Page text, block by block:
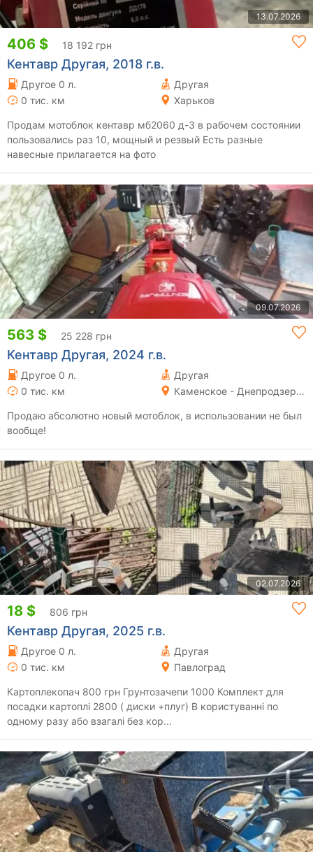
13.07.2026
406 $ 18 192 грн
Кентавр Другая, 2018 г.в.
Другое 0 л.
Другая
0 тис. км
Харьков
Продам мотоблок кентавр мб2060 д-3 в рабочем состоянии
пользовались раз 10, мощный и резвый Есть разные
навесные прилагается на фото
09.07.2026
563 $ 25 228 грн
Кентавр Другая, 2024 г.в.
Другое 0 л.
Другая
0 тис. км
Каменское - Днепродзержинск
Продаю абсолютно новый мотоблок, в использовании не был
вообще!
02.07.2026
18 $ 806 грн
Кентавр Другая, 2025 г.в.
Другое 0 л.
Другая
0 тис. км
Павлоград
Картоплекопач 800 грн Грунтозачепи 1000 Комплект для
посадки картоплі 2800 ( диски +плуг) В користуванні по
одному разу або взагалі без кор...